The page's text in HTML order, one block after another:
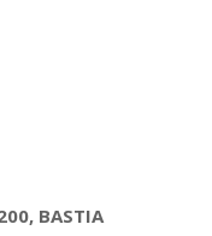
BASTIA